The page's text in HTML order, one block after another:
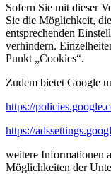
Sofern Sie mit dieser
Sie die Möglichkeit,
entsprechenden
verhindern.
Punkt „Cookies“.
Zudem bietet Google
https://
https://
weitere Informationen
Möglichkeiten der